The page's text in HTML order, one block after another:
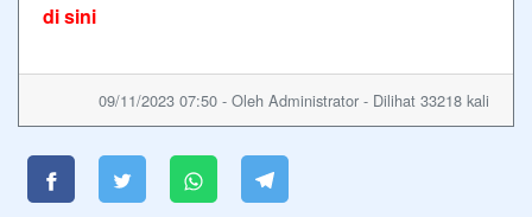
di sini
09/11/2023 07:50 - Oleh Administrator - Dilihat 33218 kali